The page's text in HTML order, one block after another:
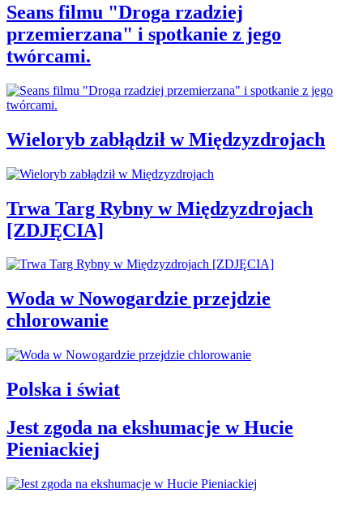
Seans filmu "Droga rzadziej
przemierzana" i spotkanie z jego
twórcami.
Wieloryb zabłądził w Międzyzdrojach
Trwa Targ Rybny w Międzyzdrojach
[ZDJĘCIA]
Woda w Nowogardzie przejdzie
chlorowanie
Polska i świat
Jest zgoda na ekshumacje w Hucie
Pieniackiej